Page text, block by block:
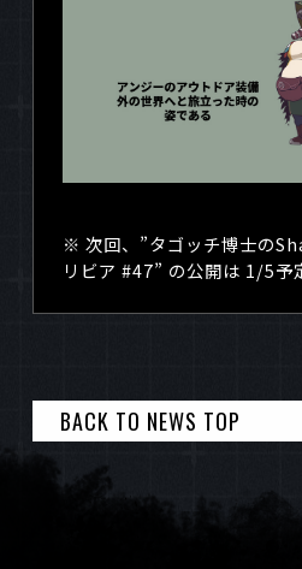
※ 次回、”タゴッチ博士の
リビア #47” の公開は 1/5予
BACK TO NEWS TOP